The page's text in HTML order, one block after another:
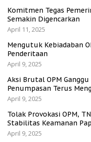
Komitmen Tegas
Semakin Digencarkan
April 11, 2025
Mengutuk Kebiadaban
Penderitaan
April 9, 2025
Aksi Brutal OPM
Penumpasan Terus
April 9, 2025
Tolak Provokasi OPM,
Stabilitas Keamanan
April 9, 2025